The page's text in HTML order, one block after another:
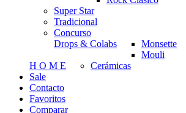
Super Star
Tradicional
Concurso
Drops & Colabs
Monsette
Mouli
H O M E
Cerámicas
Sale
Contacto
Favoritos
Comparar